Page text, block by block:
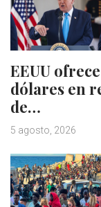
EEUU
dólares en
de…
5 agosto, 2026